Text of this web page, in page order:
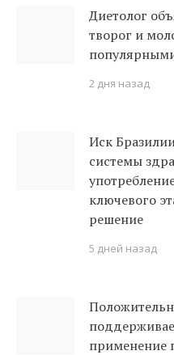
Диетолог
творог и
2 дня назад
Иск
системы
ключевого
решение
5 дней назад
применение